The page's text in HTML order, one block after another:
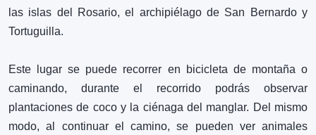
las islas del Rosario, el archipiélago de San Bernardo y
Tortuguilla.
Este lugar se puede recorrer en bicicleta de montaña o
caminando, durante el recorrido podrás observar
plantaciones de coco y la ciénaga del manglar. Del mismo
modo, al continuar el camino, se pueden ver animales